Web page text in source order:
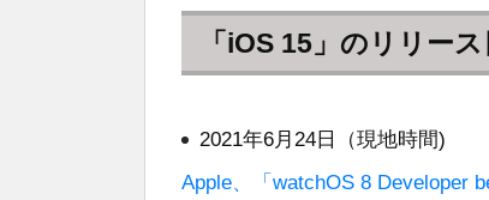
「iOS 15」のリリー
2021年6月24日（現地時間)
Apple、「watchOS 8 Developer